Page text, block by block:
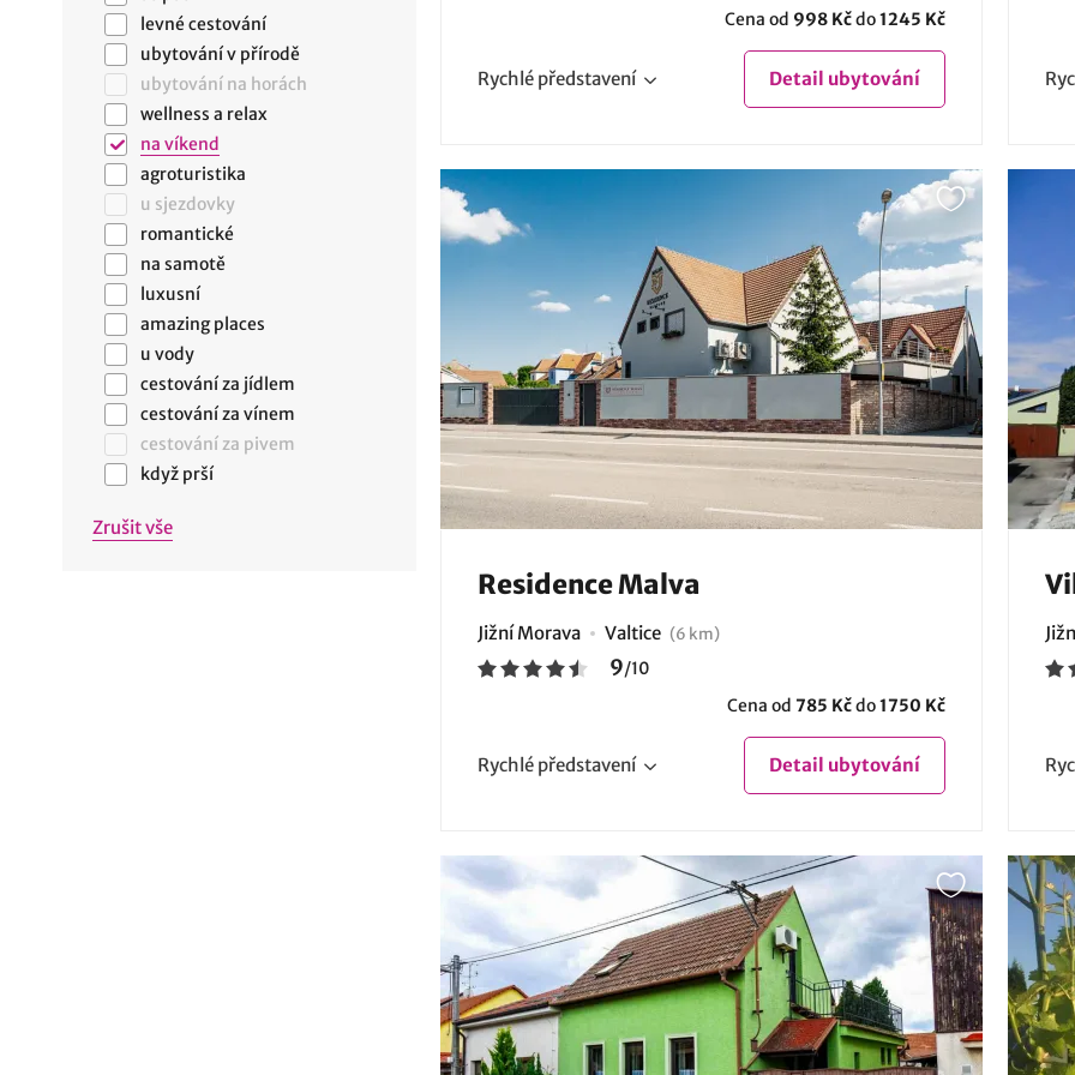
levné cestování
ubytování v přírodě
ubytování na horách
wellness a relax
na víkend
agroturistika
u sjezdovky
romantické
na samotě
luxusní
amazing places
u vody
cestování za jídlem
cestování za vínem
cestování za pivem
když prší
Zrušit vše
Cena od 998 Kčdo1245 Kč
Rychlé představení Detail ubytování
Residence Malva
Jižní Morava Valtice (6 km)
9/10
Cena od 785 Kčdo1750 Kč
Rychlé představení Detail ubytování